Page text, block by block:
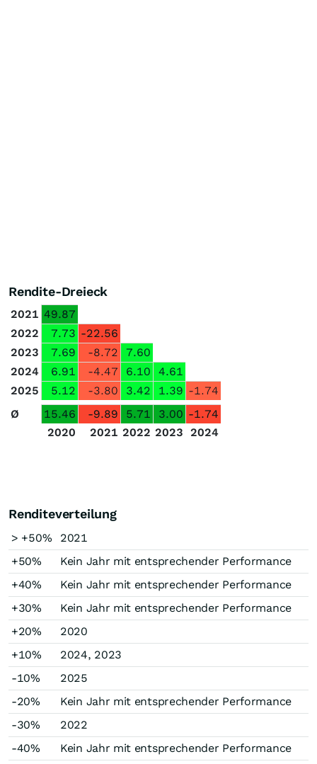
Rendite-Dreieck
2021 49.87
2022
7.73 -22.56
2023
7.69 -8.72
7.60
2024
6.91 -4.47 6.10
4.61
2025
5.12 -3.80 3.42 1.39 -1.74
Ø
15.46 -9.89 5.71 3.00 -1.74
2020
2021 2022 2023 2024
Renditeverteilung
> +50%
2021
+50%
Kein Jahr mit entsprechender Performance
+40%
Kein Jahr mit entsprechender Performance
+30%
Kein Jahr mit entsprechender Performance
+20%
2020
+10%
2024, 2023
-10%
2025
-20%
Kein Jahr mit entsprechender Performance
-30%
2022
-40%
Kein Jahr mit entsprechender Performance